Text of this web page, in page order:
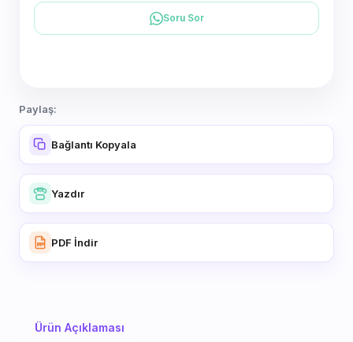
Soru Sor
Paylaş:
Bağlantı Kopyala
Yazdır
PDF İndir
Ürün Açıklaması